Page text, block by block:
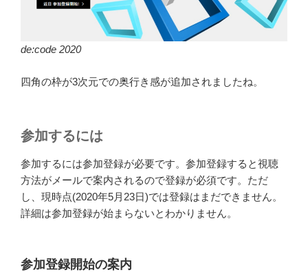
de:code 2020
四角の枠が3次元での奥行き感が追加されましたね。
参加するには
参加するには参加登録が必要です。参加登録すると視聴
方法がメールで案内されるので登録が必須です。ただ
し、現時点(2020年5月23日)では登録はまだできません。
詳細は参加登録が始まらないとわかりません。
参加登録開始の案内